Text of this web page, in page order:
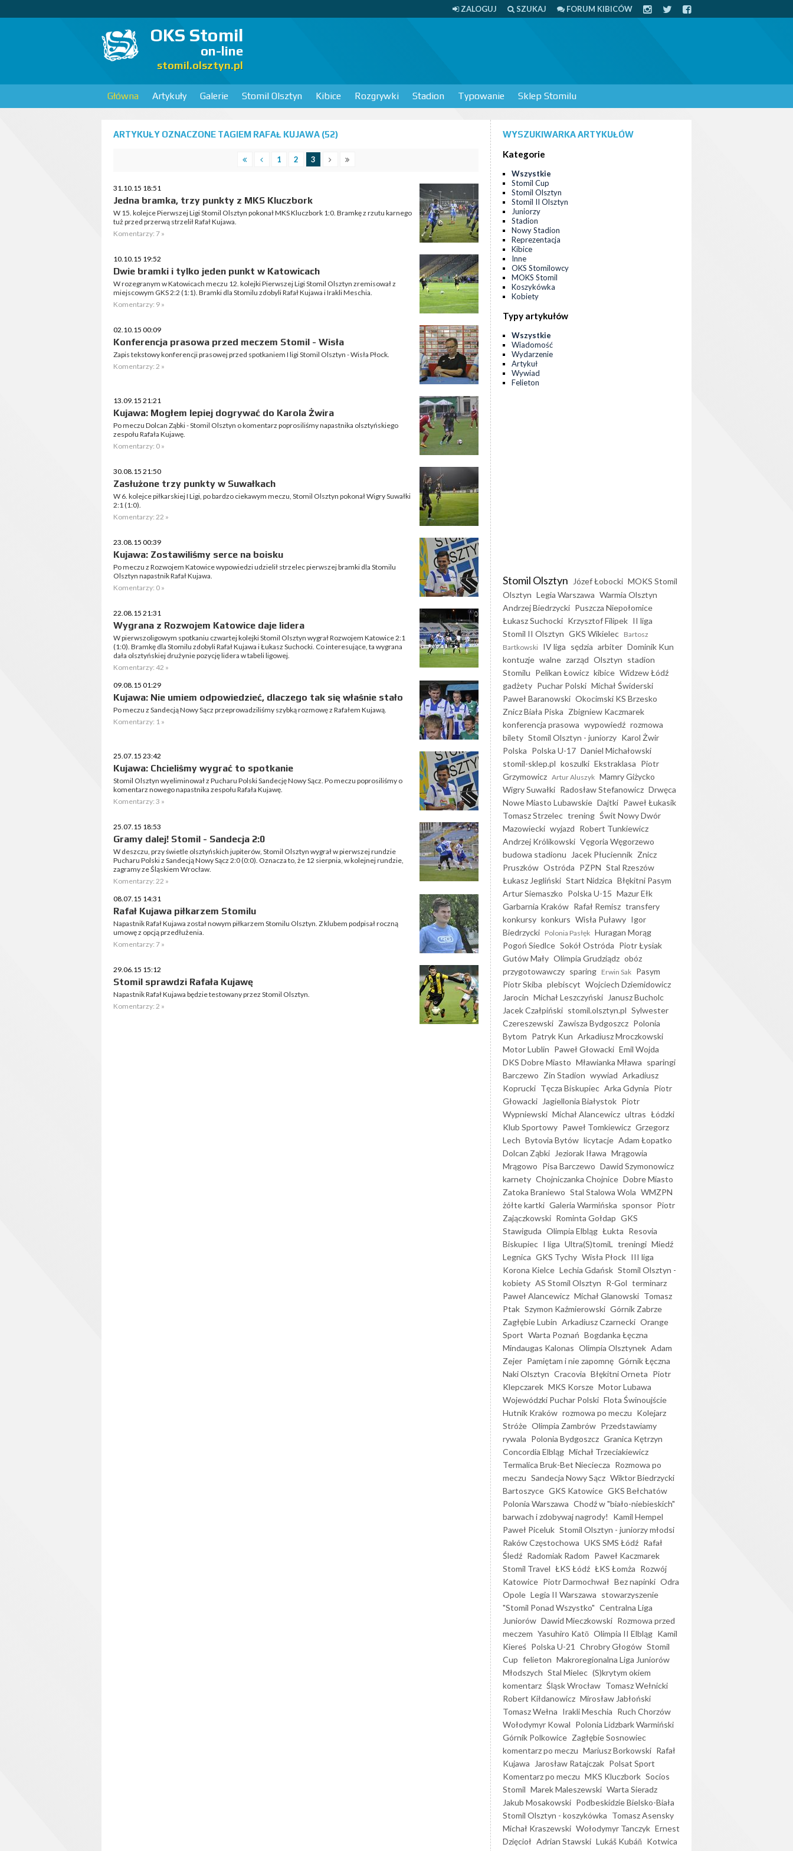
ZALOGUJ SZUKAJ FORUM KIBICÓW
OKS Stomil
on-line
stomil.olsztyn.pl
Główna Artykuły Galerie Stomil Olsztyn Kibice Rozgrywki Stadion Typowanie Sklep Stomilu
ARTYKUŁY OZNACZONE TAGIEM RAFAŁ KUJAWA (52)
1 2 3
31.10.15 18:51
Jedna bramka, trzy punkty z MKS Kluczbork
W 15. kolejce Pierwszej Ligi Stomil Olsztyn pokonał MKS Kluczbork 1:0. Bramkę z rzutu karnego
tuż przed przerwą strzelił Rafał Kujawa.
Komentarzy: 7 »
10.10.15 19:52
Dwie bramki i tylko jeden punkt w Katowicach
W rozegranym w Katowicach meczu 12. kolejki Pierwszej Ligi Stomil Olsztyn zremisował z
miejscowym GKS 2:2 (1:1). Bramki dla Stomilu zdobyli Rafał Kujawa i Irakli Meschia.
Komentarzy: 9 »
02.10.15 00:09
Konferencja prasowa przed meczem Stomil - Wisła
Zapis tekstowy konferencji prasowej przed spotkaniem I ligi Stomil Olsztyn - Wisła Płock.
Komentarzy: 2 »
13.09.15 21:21
Kujawa: Mogłem lepiej dogrywać do Karola Żwira
Po meczu Dolcan Ząbki - Stomil Olsztyn o komentarz poprosiliśmy napastnika olsztyńskiego
zespołu Rafała Kujawę.
Komentarzy: 0 »
30.08.15 21:50
Zasłużone trzy punkty w Suwałkach
W 6. kolejce piłkarskiej I Ligi, po bardzo ciekawym meczu, Stomil Olsztyn pokonał Wigry Suwałki
2:1 (1:0).
Komentarzy: 22 »
23.08.15 00:39
Kujawa: Zostawiliśmy serce na boisku
Po meczu z Rozwojem Katowice wypowiedzi udzielił strzelec pierwszej bramki dla Stomilu
Olsztyn napastnik Rafał Kujawa.
Komentarzy: 0 »
22.08.15 21:31
Wygrana z Rozwojem Katowice daje lidera
W pierwszoligowym spotkaniu czwartej kolejki Stomil Olsztyn wygrał Rozwojem Katowice 2:1
(1:0). Bramkę dla Stomilu zdobyli Rafał Kujawa i Łukasz Suchocki. Co interesujące, ta wygrana
dała olsztyńskiej drużynie pozycję lidera w tabeli ligowej.
Komentarzy: 42 »
09.08.15 01:29
Kujawa: Nie umiem odpowiedzieć, dlaczego tak się właśnie stało
Po meczu z Sandecją Nowy Sącz przeprowadziliśmy szybką rozmowę z Rafałem Kujawą.
Komentarzy: 1 »
25.07.15 23:42
Kujawa: Chcieliśmy wygrać to spotkanie
Stomil Olsztyn wyeliminował z Pucharu Polski Sandecję Nowy Sącz. Po meczu poprosiliśmy o
komentarz nowego napastnika zespołu Rafała Kujawę.
Komentarzy: 3 »
25.07.15 18:53
Gramy dalej! Stomil - Sandecja 2:0
W deszczu, przy świetle olsztyńskich jupiterów, Stomil Olsztyn wygrał w pierwszej rundzie
Pucharu Polski z Sandecją Nowy Sącz 2:0 (0:0). Oznacza to, że 12 sierpnia, w kolejnej rundzie,
zagramy ze Śląskiem Wrocław.
Komentarzy: 22 »
08.07.15 14:31
Rafał Kujawa piłkarzem Stomilu
Napastnik Rafał Kujawa został nowym piłkarzem Stomilu Olsztyn. Z klubem podpisał roczną
umowę z opcją przedłużenia.
Komentarzy: 7 »
29.06.15 15:12
Stomil sprawdzi Rafała Kujawę
Napastnik Rafał Kujawa będzie testowany przez Stomil Olsztyn.
Komentarzy: 2 »
WYSZUKIWARKA ARTYKUŁÓW
Kategorie
Wszystkie
Stomil Cup
Stomil Olsztyn
Stomil II Olsztyn
Juniorzy
Stadion
Nowy Stadion
Reprezentacja
Kibice
Inne
OKS Stomilowcy
MOKS Stomil
Koszykówka
Kobiety
Typy artykułów
Wszystkie
Wiadomość
Wydarzenie
Artykuł
Wywiad
Felieton
Stomil Olsztyn Józef Łobocki MOKS Stomil
Olsztyn Legia Warszawa Warmia Olsztyn
Andrzej Biedrzycki Puszcza Niepołomice
Łukasz Suchocki Krzysztof Filipek II liga
Stomil II Olsztyn GKS Wikielec Bartosz
Bartkowski IV liga sędzia arbiter Dominik Kun
kontuzje walne zarząd Olsztyn stadion
Stomilu Pelikan Łowicz kibice Widzew Łódź
gadżety Puchar Polski Michał Świderski
Paweł Baranowski Okocimski KS Brzesko
Znicz Biała Piska Zbigniew Kaczmarek
konferencja prasowa wypowiedź rozmowa
bilety Stomil Olsztyn - juniorzy Karol Żwir
Polska Polska U-17 Daniel Michałowski
stomil-sklep.pl koszulki Ekstraklasa Piotr
Grzymowicz Artur Aluszyk Mamry Giżycko
Wigry Suwałki Radosław Stefanowicz Drwęca
Nowe Miasto Lubawskie Dajtki Paweł Łukasik
Tomasz Strzelec trening Świt Nowy Dwór
Mazowiecki wyjazd Robert Tunkiewicz
Andrzej Królikowski Vęgoria Węgorzewo
budowa stadionu
Jacek Płuciennik Znicz
Pruszków Ostróda PZPN Stal Rzeszów
Łukasz Jegliński Start Nidzica Błękitni Pasym
Artur Siemaszko Polska U-15 Mazur Ełk
Garbarnia Kraków Rafał Remisz transfery
konkursy konkurs Wisła Puławy Igor
Biedrzycki Polonia Pasłęk Huragan Morąg
Pogoń Siedlce Sokół Ostróda Piotr Łysiak
Gutów Mały Olimpia Grudziądz obóz
przygotowawczy sparing Erwin Sak Pasym
Piotr Skiba plebiscyt Wojciech Dziemidowicz
Jarocin Michał Leszczyński
Janusz Bucholc
Jacek Czałpiński stomil.olsztyn.pl Sylwester
Czereszewski Zawisza Bydgoszcz Polonia
Bytom Patryk Kun Arkadiusz Mroczkowski
Motor Lublin Paweł Głowacki Emil Wojda
DKS Dobre Miasto Mławianka Mława sparingi
Barczewo Zin Stadion wywiad Arkadiusz
Koprucki Tęcza Biskupiec Arka Gdynia Piotr
Głowacki
Jagiellonia Białystok Piotr
Wypniewski Michał Alancewicz ultras Łódzki
Klub Sportowy Paweł Tomkiewicz Grzegorz
Lech Bytovia Bytów licytacje Adam Łopatko
Dolcan Ząbki
Jeziorak Iława Mrągowia
Mrągowo Pisa Barczewo Dawid Szymonowicz
karnety Chojniczanka Chojnice Dobre Miasto
Zatoka Braniewo Stal Stalowa Wola WMZPN
żółte kartki Galeria Warmińska sponsor Piotr
Zajączkowski Rominta Gołdap GKS
Stawiguda Olimpia Elbląg Łukta Resovia
Biskupiec I liga Ultra(S)tomiL treningi Miedź
Legnica GKS Tychy Wisła Płock III liga
Korona Kielce Lechia Gdańsk Stomil Olsztyn -
kobiety AS Stomil Olsztyn R-Gol terminarz
Paweł Alancewicz Michał Glanowski Tomasz
Ptak Szymon Kaźmierowski Górnik Zabrze
Zagłębie Lubin Arkadiusz Czarnecki Orange
Sport Warta Poznań Bogdanka Łęczna
Mindaugas Kalonas Olimpia Olsztynek Adam
Zejer Pamiętam i nie zapomnę Górnik Łęczna
Naki Olsztyn Cracovia Błękitni Orneta Piotr
Klepczarek MKS Korsze Motor Lubawa
Wojewódzki Puchar Polski Flota Świnoujście
Hutnik Kraków rozmowa po meczu Kolejarz
Stróże Olimpia Zambrów Przedstawiamy
rywala Polonia Bydgoszcz Granica Kętrzyn
Concordia Elbląg Michał Trzeciakiewicz
Termalica Bruk-Bet Nieciecza Rozmowa po
meczu Sandecja Nowy Sącz Wiktor Biedrzycki
Bartoszyce GKS Katowice GKS Bełchatów
Polonia Warszawa Chodź w "biało-niebieskich"
barwach i zdobywaj nagrody!
Kamil Hempel
Paweł Piceluk Stomil Olsztyn - juniorzy młodsi
Raków Częstochowa UKS SMS Łódź Rafał
Śledź Radomiak Radom Paweł Kaczmarek
Stomil Travel ŁKS Łódź ŁKS Łomża Rozwój
Katowice Piotr Darmochwał Bez napinki Odra
Opole Legia II Warszawa stowarzyszenie
"Stomil Ponad Wszystko" Centralna Liga
Juniorów Dawid Mieczkowski Rozmowa przed
meczem Yasuhiro Katō Olimpia II Elbląg Kamil
Kiereś Polska U-21 Chrobry Głogów Stomil
Cup felieton Makroregionalna Liga Juniorów
Młodszych Stal Mielec (S)krytym okiem
komentarz Śląsk Wrocław Tomasz Wełnicki
Robert Kiłdanowicz Mirosław Jabłoński
Tomasz Wełna Irakli Meschia Ruch Chorzów
Wołodymyr Kowal Polonia Lidzbark Warmiński
Górnik Polkowice Zagłębie Sosnowiec
komentarz po meczu Mariusz Borkowski Rafał
Kujawa
Jarosław Ratajczak Polsat Sport
Komentarz po meczu MKS Kluczbork Socios
Stomil Marek Maleszewski Warta Sieradz
Jakub Mosakowski Podbeskidzie Bielsko-Biała
Stomil Olsztyn - koszykówka Tomasz Asensky
Michał Kraszewski Wołodymyr Tanczyk Ernest
Dzięcioł Adrian Stawski Lukáš Kubáň Kotwica